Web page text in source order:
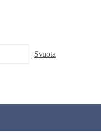
Svuota